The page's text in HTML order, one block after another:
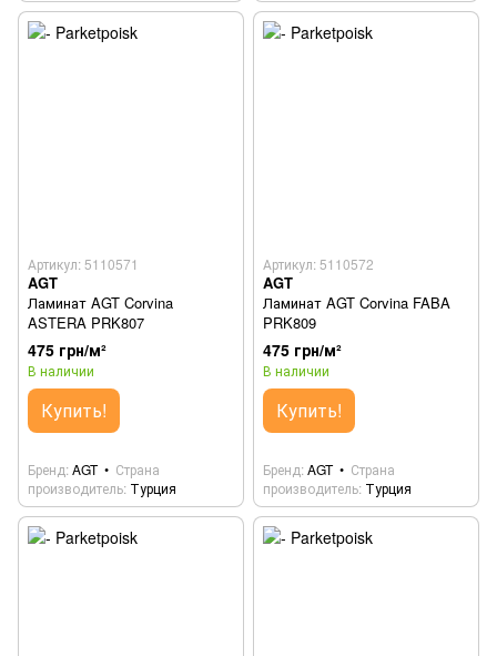
Артикул: 5110571
AGT
Ламинат AGT Corvina
ASTERA PRK807
475 грн/м²
В наличии
Купить!
Бренд AGT
Страна
производитель Турция
Артикул: 5110572
AGT
Ламинат AGT Corvina FABA
PRK809
475 грн/м²
В наличии
Купить!
Бренд AGT
Страна
производитель Турция